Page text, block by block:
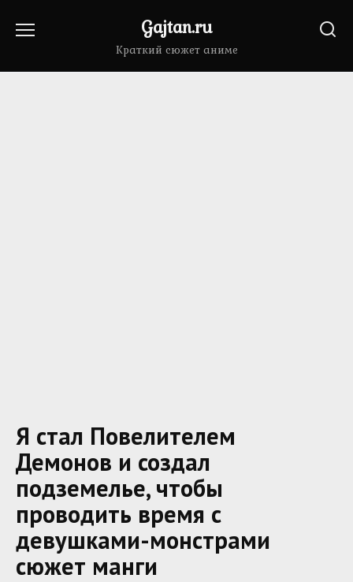
Gajtan.ru
Краткий сюжет аниме
Я стал Повелителем
Демонов и создал
подземелье, чтобы
проводить время с
девушками-монстрами
сюжет манги